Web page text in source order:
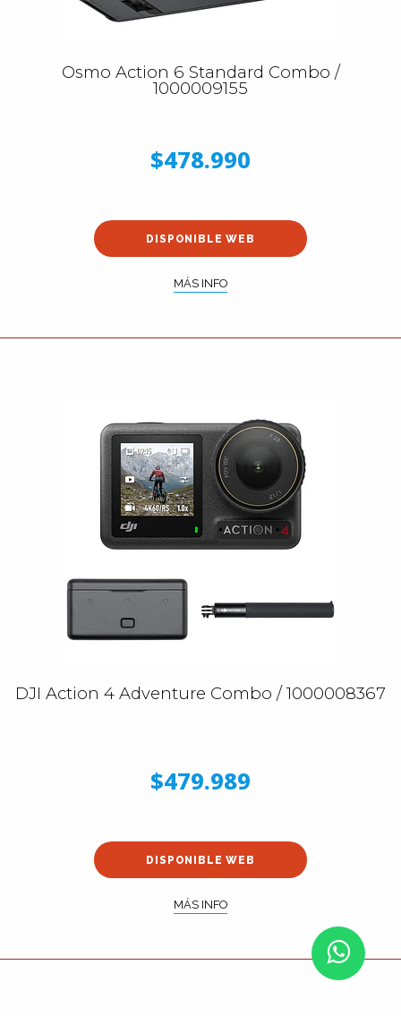
Osmo Action 6 Standard Combo /
1000009155
$478.990
DISPONIBLE WEB
MÁS INFO
DJI Action 4 Adventure Combo / 1000008367
$479.989
DISPONIBLE WEB
MÁS INFO